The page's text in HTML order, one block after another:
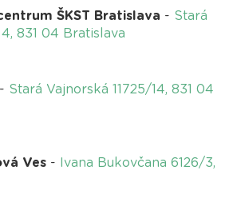
ŠKST Bratislava - Stará
831 04 Bratislava
- Stará Vajnorská 11725/14, 831 04
Ves -
Ivana Bukovčana 6126/3,